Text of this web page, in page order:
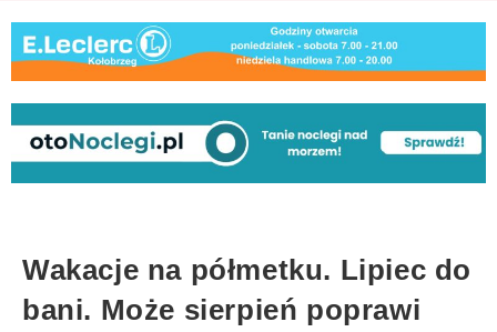
Wakacje na półmetku. Lipiec do
bani. Może sierpień poprawi